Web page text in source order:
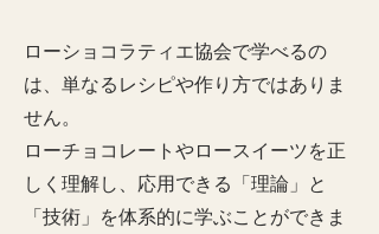
ローショコラティエ協会で学べるの
は、単なるレシピや作り方ではありま
せん。
ローチョコレートやロースイーツを正
しく理解し、応用できる「理論」と
「技術」を体系的に学ぶことができま